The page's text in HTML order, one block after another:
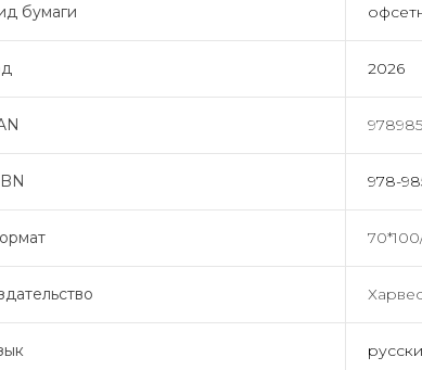
бумаги
2026
978-